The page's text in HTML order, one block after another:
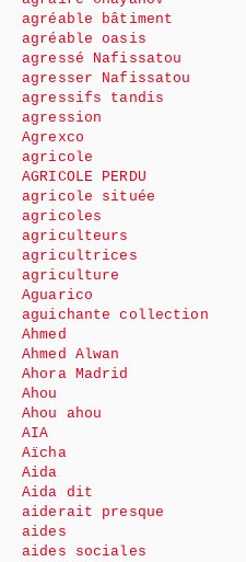
agréable bâtiment
agréable oasis
agressé Nafissatou
agresser Nafissatou
agressifs tandis
agression
Agrexco
agricole
AGRICOLE PERDU
agricole située
agricoles
agriculteurs
agricultrices
agriculture
Aguarico
aguichante collection
Ahmed
Ahmed Alwan
Ahora Madrid
Ahou
Ahou ahou
AIA
Aïcha
Aida
Aida dit
aiderait presque
aides
aides sociales